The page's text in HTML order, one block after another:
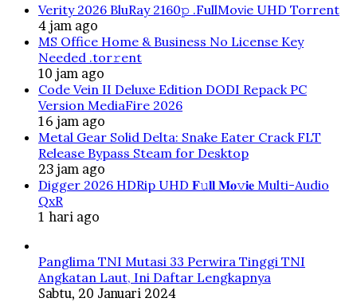
Verity 2026 BluRay 2160𝚙 .FullMov𝗂e UHD Torrent
4 jam ago
MS Office Home & Business No License Key
Needed .tоr𝚛еnt
10 jam ago
Code Vein II Deluxe Edition DODI Repack PC
Version MediaFire 2026
16 jam ago
Metal Gear Solid Delta: Snake Eater Crack FLT
Release Bypass Steam for Desktop
23 jam ago
Digger 2026 HDRip UHD 𝐅𝚞𝐥𝐥 𝐌𝐨𝚟𝐢𝐞 Multi-Audio
QxR
1 hari ago
Panglima TNI Mutasi 33 Perwira Tinggi TNI
Angkatan Laut, Ini Daftar Lengkapnya
Sabtu, 20 Januari 2024